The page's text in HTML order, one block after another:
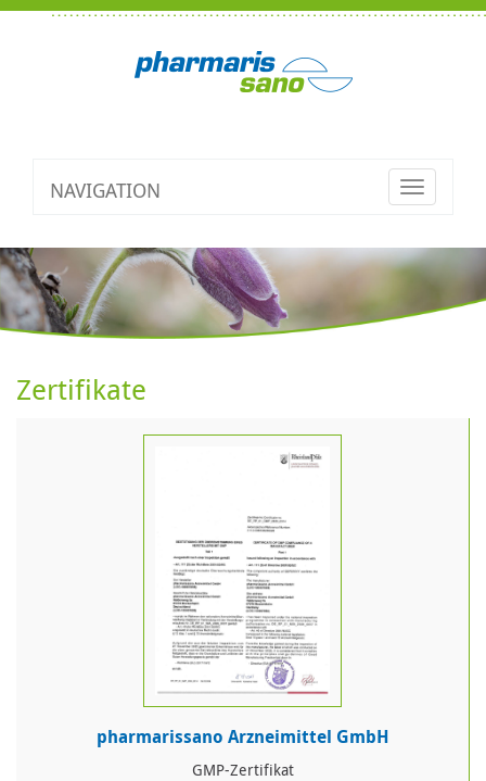
NAVIGATION
Toggle
Zertifikate
pharmarissano Arzneimittel GmbH
GMP-Zertifikat